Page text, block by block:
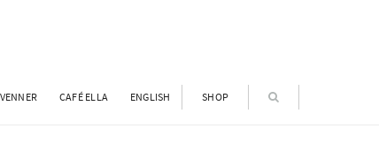
CAFÉ ELLA ENGLISH SHOP